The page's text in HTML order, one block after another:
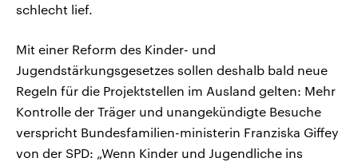
schlecht lief.
Mit einer Reform des Kinder- und
Jugendstärkungsgesetzes sollen deshalb bald neue
Regeln für die Projektstellen im Ausland gelten: Mehr
Kontrolle der Träger und unangekündigte Besuche
verspricht Bundesfamilien-ministerin Franziska Giffey
von der SPD: „Wenn Kinder und Jugendliche ins